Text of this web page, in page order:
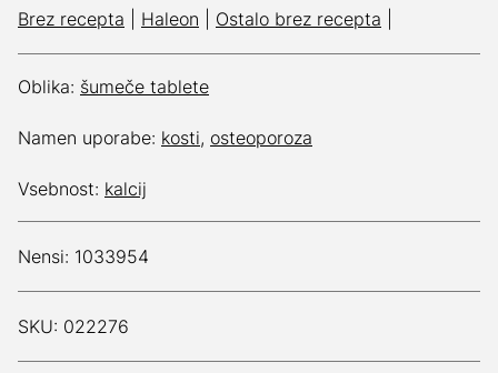
Brez recepta Haleon Ostalo brez recepta
Oblika: šumeče tablete
Namen uporabe: kosti, osteoporoza
Vsebnost: kalcij
Nensi: 1033954
SKU: 022276